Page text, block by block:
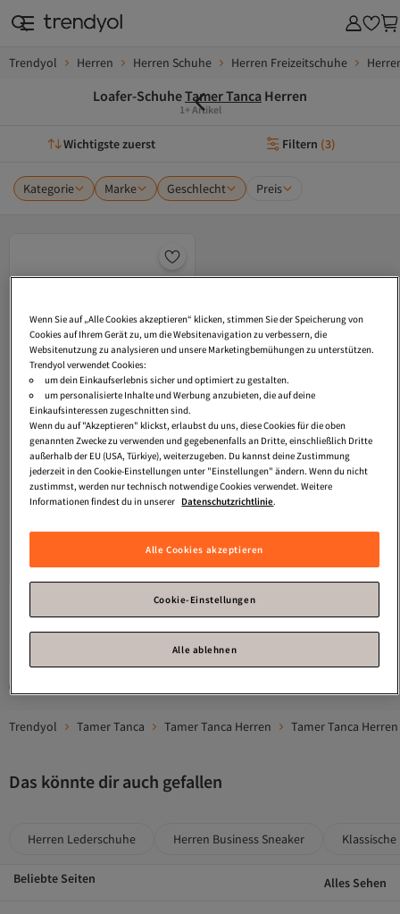
Trendyol Herren Herren Schuhe Herren Freizeitschuhe
Loafer-SchuheTamer Tanca Herren
1+ Artikel
Wichtigste zuerst Filtern (3)
Kategorie Marke Geschlecht Preis
Schuhe aus echtem Leder 537 3226
129,
1
Trendyol Tamer Tanca Tamer Tanca Herren Tamer Tanca
Das könnte dir auch gefallen
Herren Lederschuhe Herren Business Sneaker
Beliebte Seiten Alles Sehen
Wenn Sie auf „Alle Cookies akzeptieren“ klicken, stimmen Sie der Speicherung von
Cookies auf Ihrem Gerät zu, um die Websitenavigation zu verbessern, die
Websitenutzung zu analysieren und unsere Marketingbemühungen zu unterstützen.
Trendyol verwendet Cookies:
um dein Einkaufserlebnis sicher und optimiert zu gestalten.
um personalisierte Inhalte und Werbung anzubieten, die auf deine
Einkaufsinteressen zugeschnitten sind.
Wenn du auf "Akzeptieren" klickst, erlaubst du uns, diese Cookies für die oben
genannten Zwecke zu verwenden und gegebenenfalls an Dritte, einschließlich Dritte
außerhalb der EU (USA, Türkiye), weiterzugeben. Du kannst deine Zustimmung
jederzeit in den Cookie-Einstellungen unter "Einstellungen" ändern. Wenn du nicht
zustimmst, werden nur technisch notwendige Cookies verwendet. Weitere
Informationen findest du in unserer Datenschutzrichtlinie.
Alle Cookies akzeptieren
Cookie-Einstellungen
Alle ablehnen